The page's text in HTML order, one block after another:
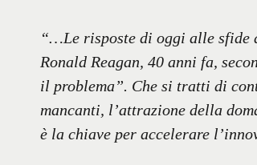
“…Le risposte di oggi alle sfide
Ronald Reagan, 40 anni fa,
il problema”. Che si tratti di
mancanti, l’attrazione della
è la chiave per accelerare